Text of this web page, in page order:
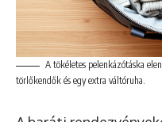
A tökéletes pelenkázótáska
törlőkendők és egy extra váltóruha.